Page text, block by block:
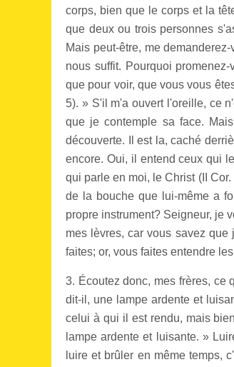
corps, bien que le corps et la
que deux ou trois personnes
Mais peut-être, me
nous suffit. Pourquoi
que pour voir, que vous vous
5). » S'il m'a ouvert l'oreille, ce
que je contemple sa face.
découverte. Il est la, caché
encore. Oui, il entend ceux qui
qui parle en moi, le Christ (II
de la bouche que lui-même a
propre instrument? Seigneur, je
mes lèvres, car vous savez
faites; or, vous faites entendre
3. Écoutez donc, mes frères, ce
dit-il, une lampe ardente et
celui à qui il est rendu, mais
lampe ardente et luisante. »
luire et brûler en même temps,